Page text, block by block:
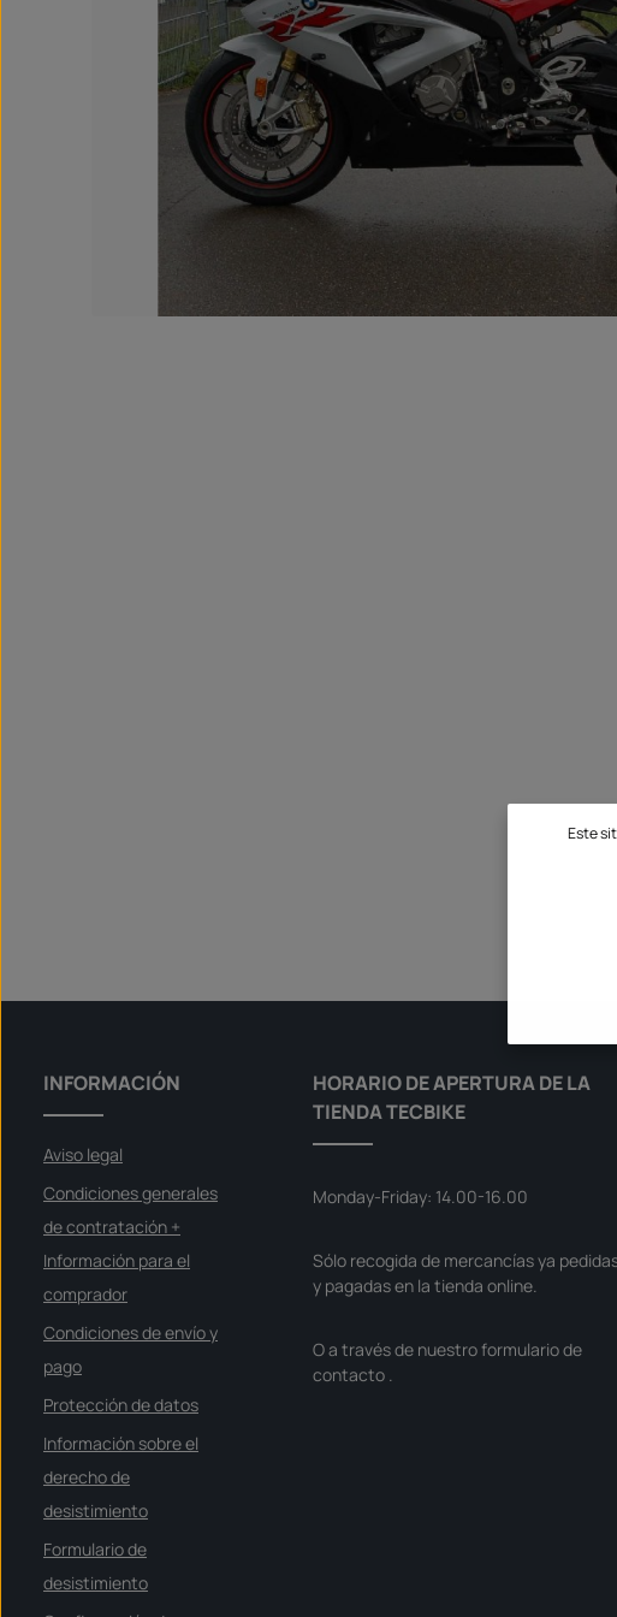
INFORMACIÓN
Aviso legal
Condiciones generales
de contratación +
Información para el
comprador
Condiciones de envío y
pago
Protección de datos
Información sobre el
derecho de
desistimiento
Formulario de
desistimiento
HORARIO DE APERTURA DE LA
TIENDA TECBIKE
Monday-Friday: 14.00-16.00
Sólo recogida de mercancías ya
y pagadas en la tienda online.
O a través de nuestro formulario de
contacto .
Este